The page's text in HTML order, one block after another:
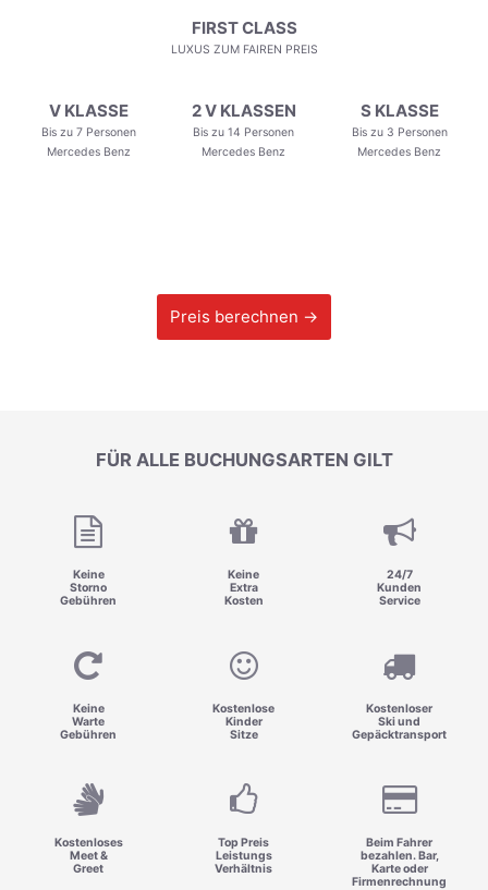
FIRST CLASS
LUXUS ZUM FAIREN PREIS
V KLASSE
Bis zu 7 Personen
Mercedes Benz
2 V KLASSEN
Bis zu 14 Personen
Mercedes Benz
S KLASSE
Bis zu 3 Personen
Mercedes Benz
Preis berechnen →
FÜR ALLE BUCHUNGSARTEN GILT
Keine
Storno
Gebühren
Keine
Extra
Kosten
24/7
Kunden
Service
Keine
Warte
Gebühren
Kostenlose
Kinder
Sitze
Kostenloser
Ski und
Gepäcktransport
Kostenloses
Meet &
Greet
Top Preis
Leistungs
Verhältnis
Beim Fahrer
bezahlen. Bar,
Karte oder
Firmenrechnung